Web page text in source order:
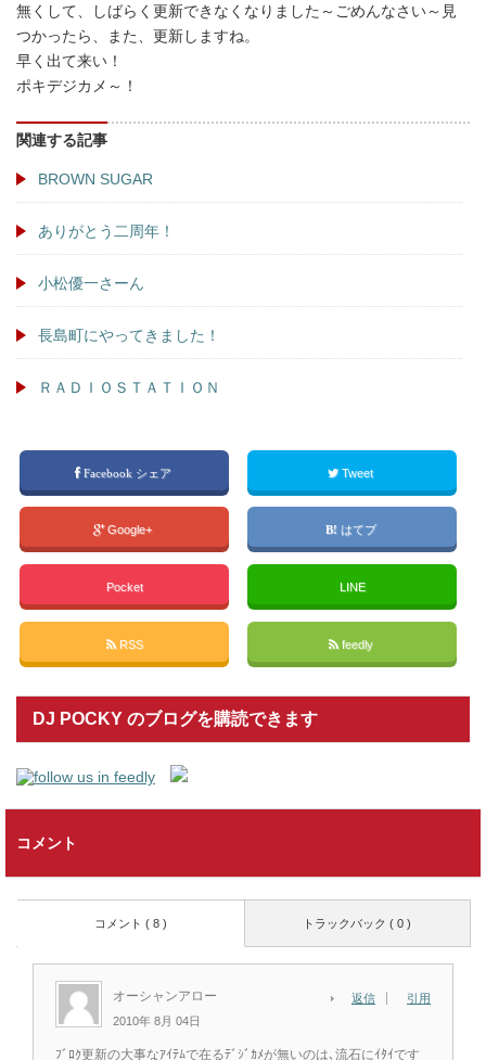
無くして、しばらく更新できなくなりました～ごめんなさい～見
つかったら、また、更新しますね。
早く出て来い！
ポキデジカメ～！
関連する記事
BROWN SUGAR
ありがとう二周年！
小松優一さーん
長島町にやってきました！
ＲＡＤＩＯＳＴＡＴＩＯＮ
Facebook シェア Tweet
Google+ はてブ
Pocket LINE
RSS feedly
DJ POCKY のブログを購読できます
コメント
トラックバック ( 0 )
コメント ( 8 )
オーシャンアロー
2010年 8月 04日
返信 引用
ﾌﾞﾛｸ更新の大事なｱｲﾃﾑで在るﾃﾞｼﾞｶﾒが無いのは､流石にｲﾀｲです